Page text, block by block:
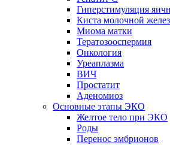
Гиперстимуляция
Киста молочной
Миома матки
Тератозооспермия
Онкология
Уреаплазма
ВИЧ
Простатит
Аденомиоз
Основные этапы ЭКО
Желтое тело при ЭКО
Роды
Перенос эмбрионов